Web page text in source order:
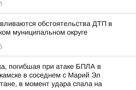
обстоятельства ДТП в
муниципальном округе
погибшая при атаке БПЛА в
в соседнем с Марий Эл
в момент удара спала на